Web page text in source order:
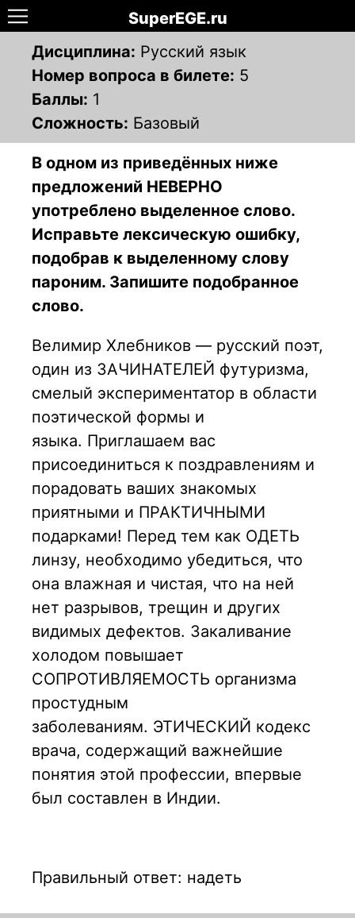
SuperEGE.ru
Дисциплина: Русский язык
Номер вопроса в билете: 5
Баллы: 1
Сложность: Базовый
В одном из приведённых ниже
предложений НЕВЕРНО
употреблено выделенное слово.
Исправьте лексическую ошибку,
подобрав к выделенному слову
пароним. Запишите подобранное
слово.
Велимир Хлебников — русский поэт,
один из ЗАЧИНАТЕЛЕЙ футуризма,
смелый экспериментатор в области
поэтической формы и
языка. Приглашаем вас
присоединиться к поздравлениям и
порадовать ваших знакомых
приятными и ПРАКТИЧНЫМИ
подарками! Перед тем как ОДЕТЬ
линзу, необходимо убедиться, что
она влажная и чистая, что на ней
нет разрывов, трещин и других
видимых дефектов. Закаливание
холодом повышает
СОПРОТИВЛЯЕМОСТЬ организма
простудным
заболеваниям. ЭТИЧЕСКИЙ кодекс
врача, содержащий важнейшие
понятия этой профессии, впервые
был составлен в Индии.
Правильный ответ: надеть